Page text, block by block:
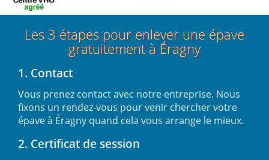
Les 3 étapes pour enlever une épave
gratuitement à Éragny
1. Contact
Vous prenez contact avec notre entreprise. Nous
fixons un rendez-vous pour venir chercher votre
épave à Éragny quand cela vous arrange le mieux.
2. Certificat de session